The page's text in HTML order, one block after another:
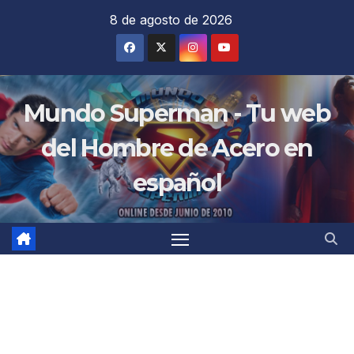
8 de agosto de 2026
Mundo Superman - Tu web
del Hombre de Acero en
español